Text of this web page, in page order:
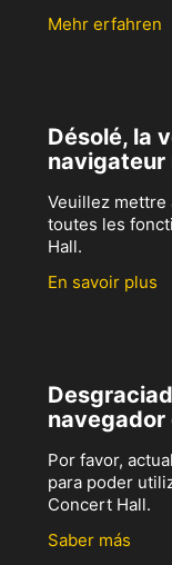
Mehr erfahren
Désolé, la
navigateur
Veuillez
toutes les
Hall.
En savoir plus
Por favor,
para poder
Concert Hall.
Saber más